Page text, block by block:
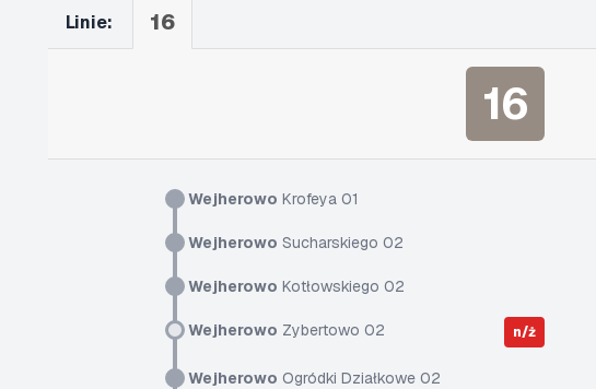
Linie: 16
16
Wejherowo Krofeya 01
Wejherowo Sucharskiego 02
Wejherowo Kotłowskiego 02
Wejherowo Zybertowo 02 n/ż
Wejherowo Ogródki Działkowe 02